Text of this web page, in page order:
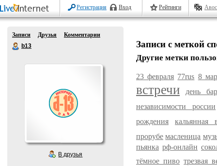
Регистрация Вход Рейтинги
Записи Друзья
Комментарии
b13
В друзья
Записи с меткой
Другие метки
23 февраля 77rus 8
встречи
день
независимости россии
рождения
кальянная
прорубе масленица
пьянка рф-онлайн
тёмное пиво трезвая